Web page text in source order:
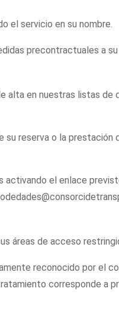
el servicio en su nombre.
precontractuales a su
alta en nuestras listas de
reserva o la prestación
activando el enlace
áreas de acceso
reconocido por el
corresponde a